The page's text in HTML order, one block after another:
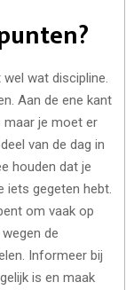
wat discipline.
Aan de ene kant
maar je moet er
van de dag in
houden dat je
iets gegeten hebt.
om vaak op
de
Informeer bij
is en maak